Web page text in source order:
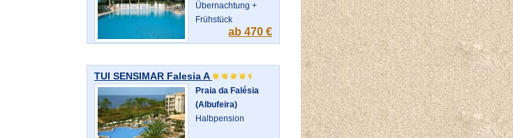
Übernachtung +
Frühstück
ab 470 €
TUI SENSIMAR Falesia A
Praia da Falésia
(Albufeira)
Halbpension